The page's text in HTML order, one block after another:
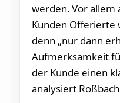
werden. Vor allem
Kunden Offerierte
denn „nur dann
Aufmerksamkeit
der Kunde einen
analysiert